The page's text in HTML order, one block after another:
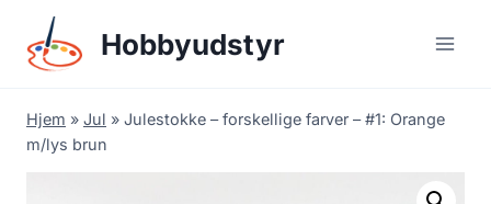
content
Hobbyudstyr
Hjem » Jul » Julestokke – forskellige farver – #1: Orange
m/lys brun